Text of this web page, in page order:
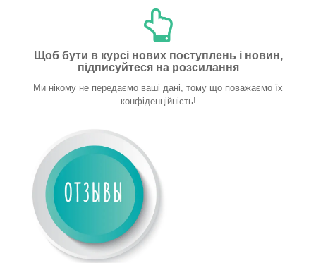
Щоб бути в курсі нових поступлень і новин,
підписуйтеся на розсилання
Ми нікому не передаємо ваші дані, тому що поважаємо їх
конфіденційність!